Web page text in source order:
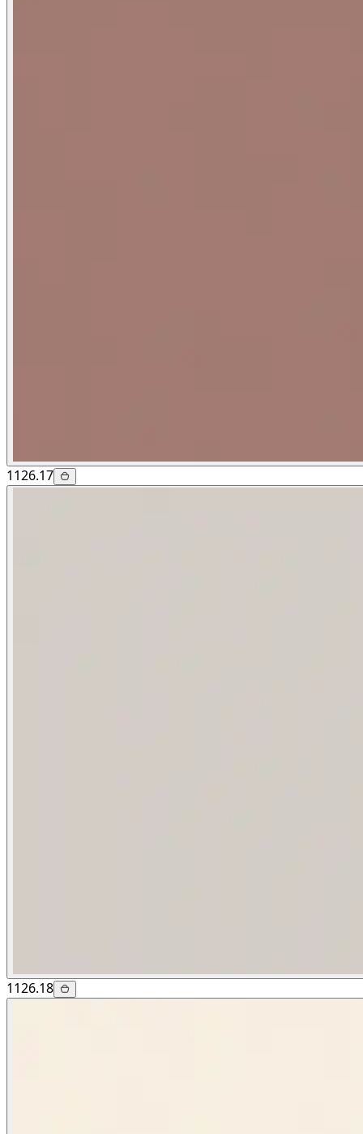
1126.17
1126.18